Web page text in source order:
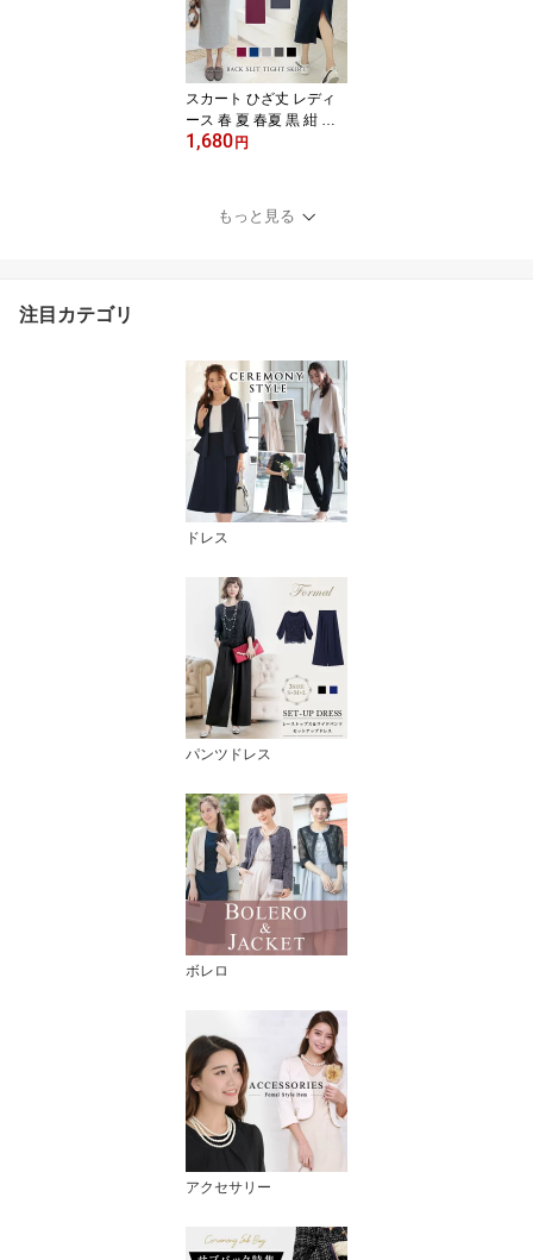
ホワイト コットン 綿 UV
ゆったり きれいめ おし
ゃれ
スカート ひざ丈 レディ
ース 春 夏 春夏 黒 紺 膝
丈 タイトスカート ミデ
丈スカート スリット ブ
ラック グレー ネイビー
1,680 円
もっと見る
注目カテゴリ
ドレス
パンツドレス
ボレロ
アクセサリー